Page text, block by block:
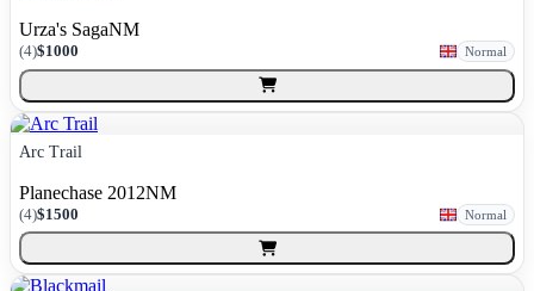
Urza's SagaNM
(4)$1000 Normal
Arc Trail
Planechase 2012NM
(4)$1500 Normal